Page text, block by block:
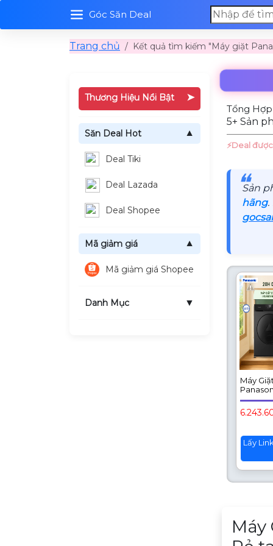
Góc Săn Deal
Trang chủ Kết quả tìm kiếm "Máy giặt
Thương Hiệu Nổi Bật ➤
Săn Deal Hot ▼
Deal Tiki
Deal Lazada
Deal Shopee
Mã giảm giá ▼
Mã giảm giá Shopee
Danh Mục ▼
Tổng
5+ Sản
⚡️Deal
❝
Sản
hãng.
Máy
8.2KG
Lấy
Máy